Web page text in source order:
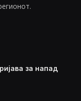
за напад